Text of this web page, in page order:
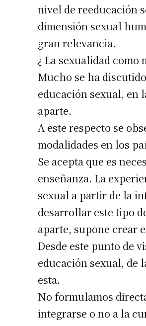
nivel de reeducación
dimensión sexual
gran relevancia.
¿ La sexualidad como
Mucho se ha
educación sexual,
aparte.
A este respecto se
modalidades en los
Se acepta que es
enseñanza. La
sexual a partir de la
desarrollar este tipo
aparte, supone crear
Desde este punto de
educación sexual, de
esta.
No formulamos
integrarse o no a la